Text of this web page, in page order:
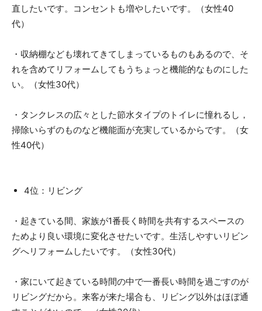
直したいです。コンセントも増やしたいです。（女性40
代）
・収納棚なども壊れてきてしまっているものもあるので、そ
れを含めてリフォームしてもうちょっと機能的なものにした
い。（女性30代）
・タンクレスの広々とした節水タイプのトイレに憧れるし，
掃除いらずのものなど機能面が充実しているからです。（女
性40代）
4位：リビング
・起きている間、家族が1番長く時間を共有するスペースの
ためより良い環境に変化させたいです。生活しやすいリビン
グへリフォームしたいです。（女性30代）
・家にいて起きている時間の中で一番長い時間を過ごすのが
リビングだから。来客が来た場合も、リビング以外はほぼ通